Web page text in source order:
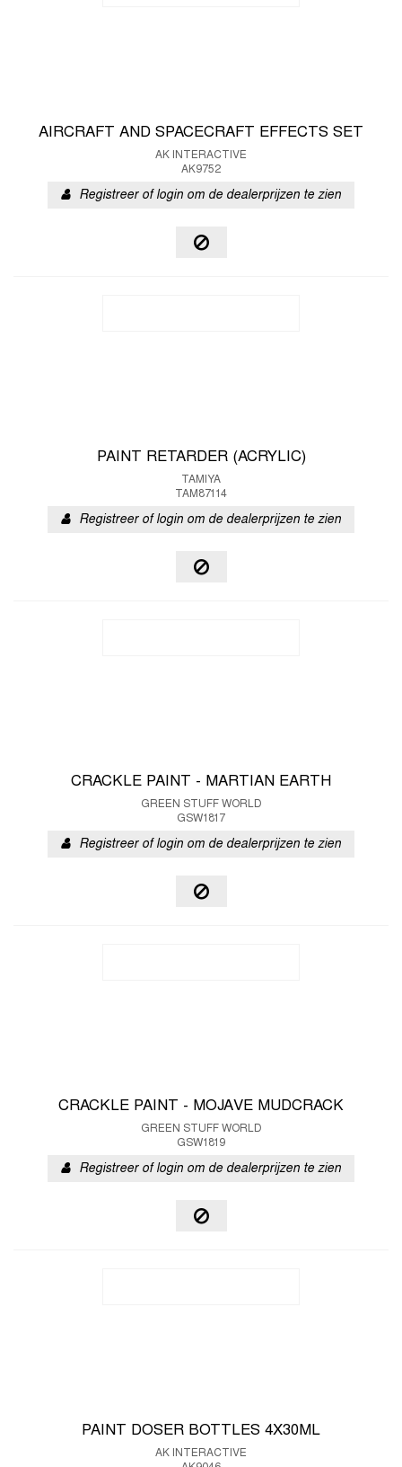
AIRCRAFT AND SPACECRAFT EFFECTS SET
AK INTERACTIVE
AK9752
Registreer of login om de dealerprijzen te zien
PAINT RETARDER (ACRYLIC)
TAMIYA
TAM87114
Registreer of login om de dealerprijzen te zien
CRACKLE PAINT - MARTIAN EARTH
GREEN STUFF WORLD
GSW1817
Registreer of login om de dealerprijzen te zien
CRACKLE PAINT - MOJAVE MUDCRACK
GREEN STUFF WORLD
GSW1819
Registreer of login om de dealerprijzen te zien
PAINT DOSER BOTTLES 4X30ML
AK INTERACTIVE